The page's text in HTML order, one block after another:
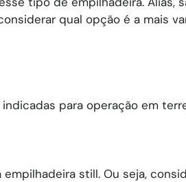
qual opção é a mais
para operação em
still. Ou seja,